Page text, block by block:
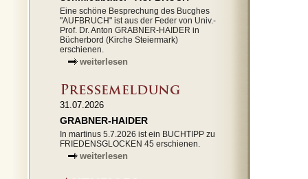
Eine schöne Besprechung des Bucghes
"AUFBRUCH" ist aus der Feder von Univ.-
Prof. Dr. Anton GRABNER-HAIDER in
Bücherbord (Kirche Steiermark)
erschienen.
weiterlesen
31.07.2026
GRABNER-HAIDER
In martinus 5.7.2026 ist ein BUCHTIPP zu
FRIEDENSGLOCKEN 45 erschienen.
weiterlesen